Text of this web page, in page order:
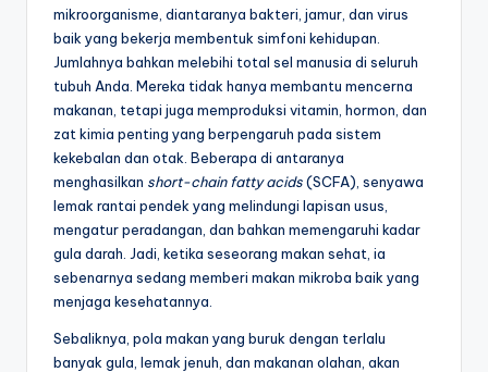
mikroorganisme, diantaranya bakteri, jamur, dan virus
baik yang bekerja membentuk simfoni kehidupan.
Jumlahnya bahkan melebihi total sel manusia di seluruh
tubuh Anda. Mereka tidak hanya membantu mencerna
makanan, tetapi juga memproduksi vitamin, hormon, dan
zat kimia penting yang berpengaruh pada sistem
kekebalan dan otak. Beberapa di antaranya
menghasilkan short-chain fatty acids(SCFA), senyawa
lemak rantai pendek yang melindungi lapisan usus,
mengatur peradangan, dan bahkan memengaruhi kadar
gula darah. Jadi, ketika seseorang makan sehat, ia
sebenarnya sedang memberi makan mikroba baik yang
menjaga kesehatannya.
Sebaliknya, pola makan yang buruk dengan terlalu
banyak gula, lemak jenuh, dan makanan olahan, akan